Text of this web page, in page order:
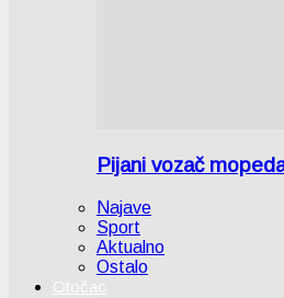
Pijani vozač
Najave
Sport
Aktualno
Ostalo
Otočac